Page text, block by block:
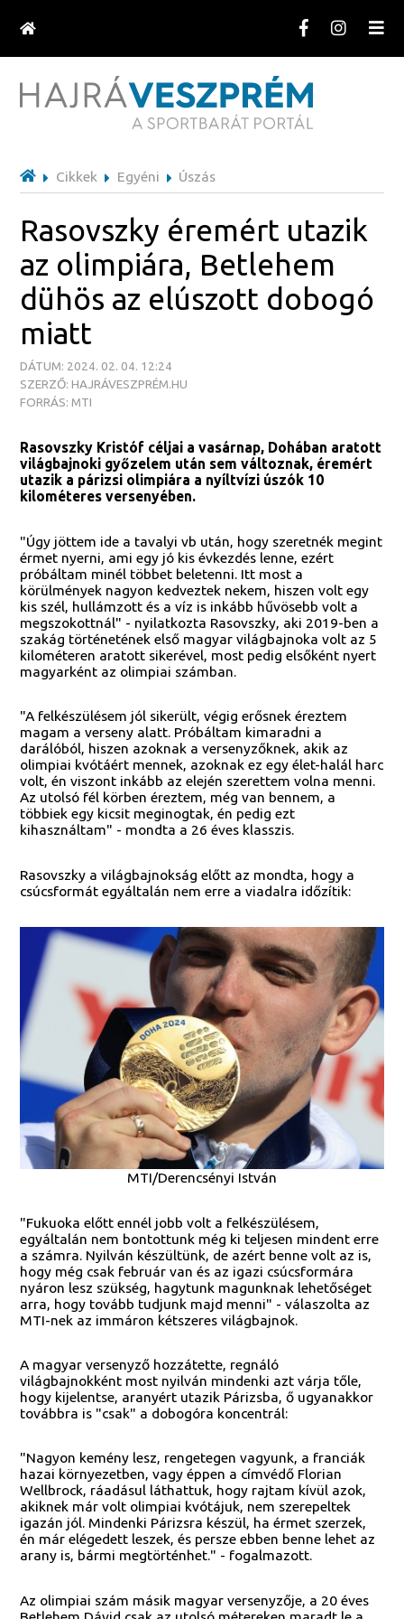
Cikkek Egyéni Úszás
Rasovszky éremért utazik
az olimpiára, Betlehem
dühös az elúszott dobogó
miatt
DÁTUM: 2024. 02. 04. 12:24
SZERZŐ: HAJRÁVESZPRÉM.HU
FORRÁS: MTI
Rasovszky Kristóf céljai a vasárnap, Dohában aratott
világbajnoki győzelem után sem változnak, éremért
utazik a párizsi olimpiára a nyíltvízi úszók 10
kilométeres versenyében.
"Úgy jöttem ide a tavalyi vb után, hogy szeretnék megint
érmet nyerni, ami egy jó kis évkezdés lenne, ezért
próbáltam minél többet beletenni. Itt most a
körülmények nagyon kedveztek nekem, hiszen volt egy
kis szél, hullámzott és a víz is inkább hűvösebb volt a
megszokottnál" - nyilatkozta Rasovszky, aki 2019-ben a
szakág történetének első magyar világbajnoka volt az 5
kilométeren aratott sikerével, most pedig elsőként nyert
magyarként az olimpiai számban.
"A felkészülésem jól sikerült, végig erősnek éreztem
magam a verseny alatt. Próbáltam kimaradni a
darálóból, hiszen azoknak a versenyzőknek, akik az
olimpiai kvótáért mennek, azoknak ez egy élet-halál harc
volt, én viszont inkább az elején szerettem volna menni.
Az utolsó fél körben éreztem, még van bennem, a
többiek egy kicsit meginogtak, én pedig ezt
kihasználtam" - mondta a 26 éves klasszis.
Rasovszky a világbajnokság előtt az mondta, hogy a
csúcsformát egyáltalán nem erre a viadalra időzítik:
MTI/Derencsényi István
"Fukuoka előtt ennél jobb volt a felkészülésem,
egyáltalán nem bontottunk még ki teljesen mindent erre
a számra. Nyilván készültünk, de azért benne volt az is,
hogy még csak február van és az igazi csúcsformára
nyáron lesz szükség, hagytunk magunknak lehetőséget
arra, hogy tovább tudjunk majd menni" - válaszolta az
MTI-nek az immáron kétszeres világbajnok.
A magyar versenyző hozzátette, regnáló
világbajnokként most nyilván mindenki azt várja tőle,
hogy kijelentse, aranyért utazik Párizsba, ő ugyanakkor
továbbra is "csak" a dobogóra koncentrál:
"Nagyon kemény lesz, rengetegen vagyunk, a franciák
hazai környezetben, vagy éppen a címvédő Florian
Wellbrock, ráadásul láthattuk, hogy rajtam kívül azok,
akiknek már volt olimpiai kvótájuk, nem szerepeltek
igazán jól. Mindenki Párizsra készül, ha érmet szerzek,
én már elégedett leszek, és persze ebben benne lehet az
arany is, bármi megtörténhet." - fogalmazott.
Az olimpiai szám másik magyar versenyzője, a 20 éves